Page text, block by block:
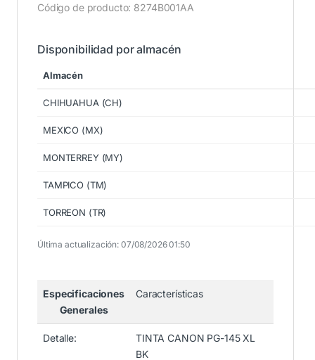
Código de producto: 8274B001AA
Disponibilidad por almacén
Almacén
CHIHUAHUA (CH)
MEXICO (MX)
MONTERREY (MY)
TAMPICO (TM)
TORREON (TR)
Última actualización: 07/08/2026 01:50
Especificaciones
Generales
Características
Detalle:
TINTA CANON PG-145 XL
BK